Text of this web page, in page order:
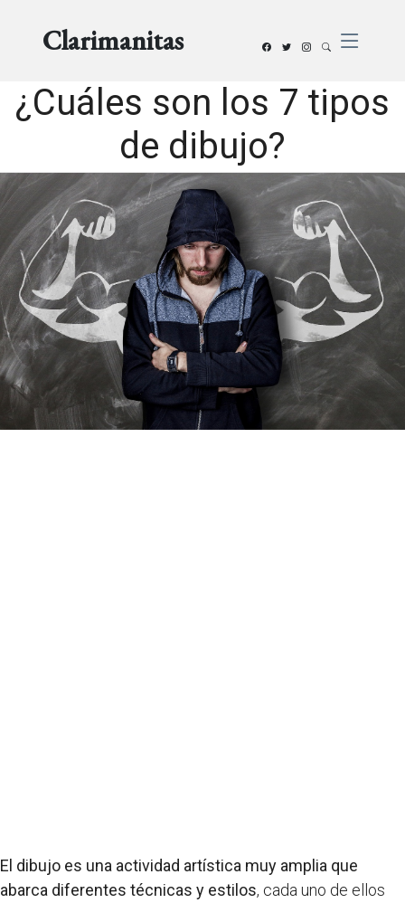
Clarimanitas
¿Cuáles son los 7 tipos
de dibujo?
El dibujo es una actividad artística muy amplia que
abarca diferentes técnicas y estilos, cada uno de ellos